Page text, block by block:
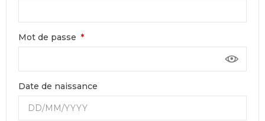
Mot de passe
Date de naissance